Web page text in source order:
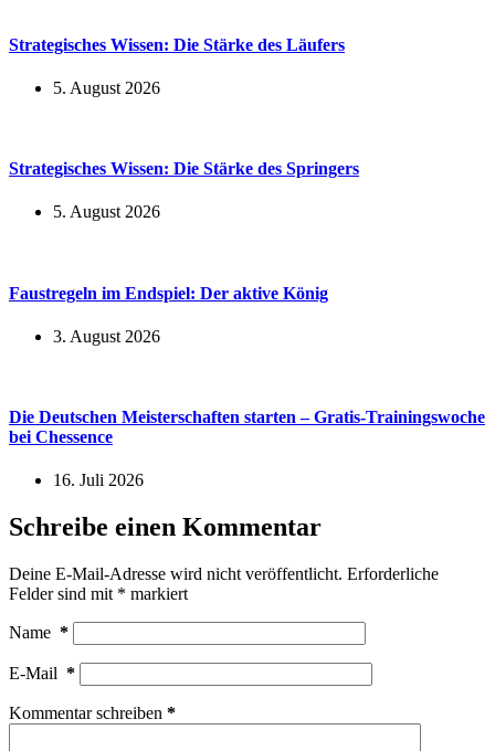
Strategisches Wissen: Die Stärke des Läufers
5. August 2026
Strategisches Wissen: Die Stärke des Springers
5. August 2026
Faustregeln im Endspiel: Der aktive König
3. August 2026
Die Deutschen Meisterschaften starten – Gratis-Trainingswoche
bei Chessence
16. Juli 2026
Schreibe einen Kommentar
Deine E-Mail-Adresse wird nicht veröffentlicht. Erforderliche
Felder sind mit * markiert
Name *
E-Mail *
Kommentar schreiben *